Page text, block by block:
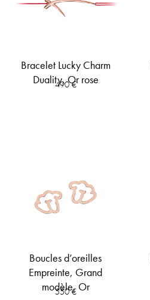
Bracelet Lucky Charm
Duality, Or rose
490€
Boucles d’oreilles
Empreinte, Grand
modèle, Or
550€